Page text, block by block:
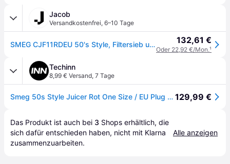
Jacob
Versandkostenfrei, 6–10 Tage
SMEG CJF11RDEU 50's Style, Filtersieb und Anti-Tropf-Auslauf aus Edelstahl (CJF11RDEU) 132,61 €
Oder 22,92 €/Mon.¹
Techinn
8,99 € Versand, 7 Tage
Smeg 50s Style Juicer Rot One Size / EU Plug 220V 129,99 €
Das Produkt ist auch bei 3 Shops erhältlich, die
sich dafür entschieden haben, nicht mit Klarna
zusammenzuarbeiten.
Alle anzeigen